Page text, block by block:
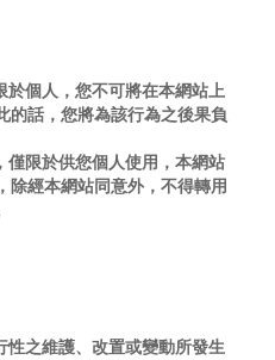
個人，您不可將在本網站上
的話，您將為該行為之後果負
限於供您個人使用，本網站
除經本網站同意外，不得轉用
之維護、改置或變動所發生